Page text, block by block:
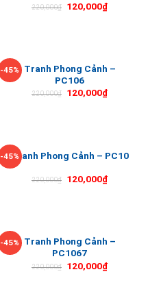
220,000₫ 120,000₫
-45%
Tranh Phong Cảnh –
PC106
220,000₫ 120,000₫
-45%Tranh Phong Cảnh – PC10
220,000₫ 120,000₫
-45%
Tranh Phong Cảnh –
PC1067
220,000₫ 120,000₫